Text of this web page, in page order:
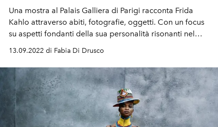
Una mostra al Palais Galliera di Parigi racconta Frida
Kahlo attraverso abiti, fotografie, oggetti. Con un focus
su aspetti fondanti della sua personalità risonanti nel
dibattito contemporaneo:
13.09.2022 di Fabia Di Drusco